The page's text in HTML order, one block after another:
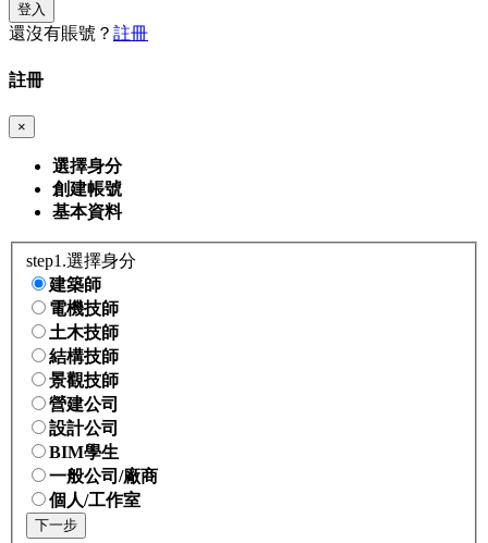
登入
還沒有賬號？ 註冊
註冊
×
選擇身分
創建帳號
基本資料
step1.選擇身分
建築師
電機技師
土木技師
結構技師
景觀技師
營建公司
設計公司
BIM學生
一般公司/廠商
個人/工作室
下一步